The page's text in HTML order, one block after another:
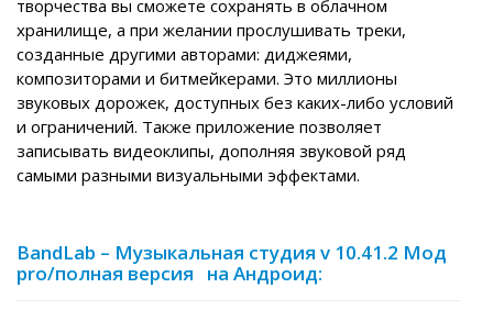
творчества вы сможете сохранять в облачном
хранилище, а при желании прослушивать треки,
созданные другими авторами: диджеями,
композиторами и битмейкерами. Это миллионы
звуковых дорожек, доступных без каких-либо условий
и ограничений. Также приложение позволяет
записывать видеоклипы, дополняя звуковой ряд
самыми разными визуальными эффектами.
BandLab – Музыкальная студия v 10.41.2 Мод
pro/полная версия на Андроид: